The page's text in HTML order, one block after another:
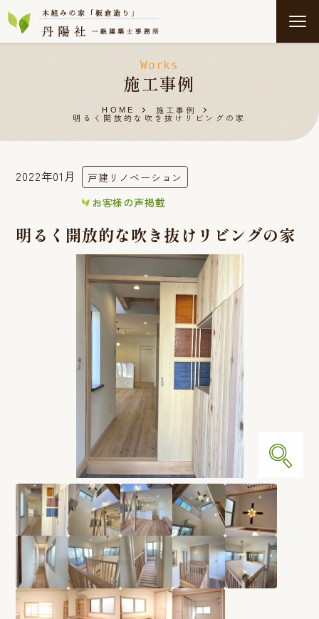
Works
施工事例
HOME 施工事例
明るく開放的な吹き抜けリビングの家
2022年01月
戸建リノベーション
お客様の声掲載
明るく開放的な吹き抜けリビングの家